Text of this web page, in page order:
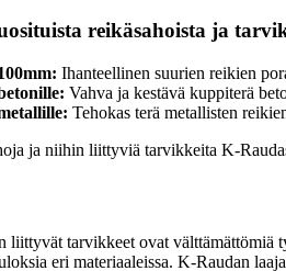
reikäsahoista ja
Ihanteellinen suurien reikien
Vahva ja kestävä kuppiterä
Tehokas terä metallisten
ja niihin liittyviä tarvikkeita K-
liittyvät tarvikkeet ovat välttämättömiä
eri materiaaleissa. K-Raudan